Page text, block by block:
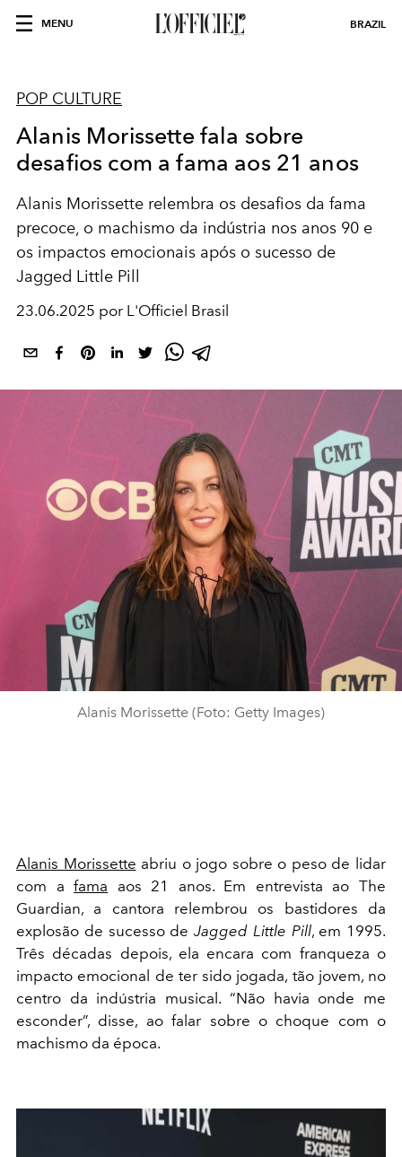
MENU BRAZIL
POP CULTURE
Alanis Morissette fala sobre
desafios com a fama aos 21 anos
Alanis Morissette relembra os desafios da fama
precoce, o machismo da indústria nos anos 90 e
os impactos emocionais após o sucesso de
Jagged Little Pill
23.06.2025 por L'Officiel Brasil
Alanis Morissette (Foto: Getty Images)
Alanis Morissette abriu o jogo sobre o peso de lidar
com afama aos 21 anos. Em entrevista ao The
Guardian, a cantora relembrou os bastidores da
explosão de sucesso de Jagged Little Pill, em 1995.
Três décadas depois, ela encara com franqueza o
impacto emocional de ter sido jogada, tão jovem, no
centro da indústria musical. “Não havia onde me
esconder”, disse, ao falar sobre o choque com o
machismo da época.